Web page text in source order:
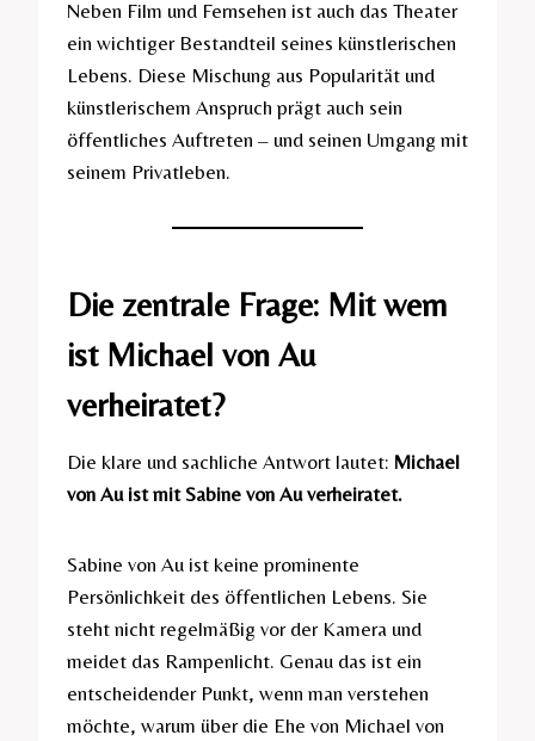
Neben Film und Fernsehen ist auch das Theater
ein wichtiger Bestandteil seines künstlerischen
Lebens. Diese Mischung aus Popularität und
künstlerischem Anspruch prägt auch sein
öffentliches Auftreten – und seinen Umgang mit
seinem Privatleben.
Die zentrale Frage: Mit wem
ist Michael von Au
verheiratet?
Die klare und sachliche Antwort lautet: Michael
von Au ist mit Sabine von Au verheiratet.
Sabine von Au ist keine prominente
Persönlichkeit des öffentlichen Lebens. Sie
steht nicht regelmäßig vor der Kamera und
meidet das Rampenlicht. Genau das ist ein
entscheidender Punkt, wenn man verstehen
möchte, warum über die Ehe von Michael von